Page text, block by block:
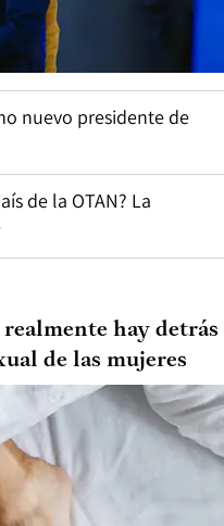
nuevo presidente de
de la OTAN? La
realmente hay detrás
de las mujeres